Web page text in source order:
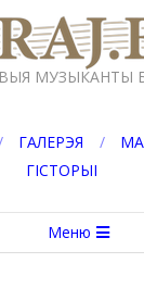
МУЗЫКАНТЫ
ГАЛЕРЭЯ
ГІСТОРЫІ
Меню